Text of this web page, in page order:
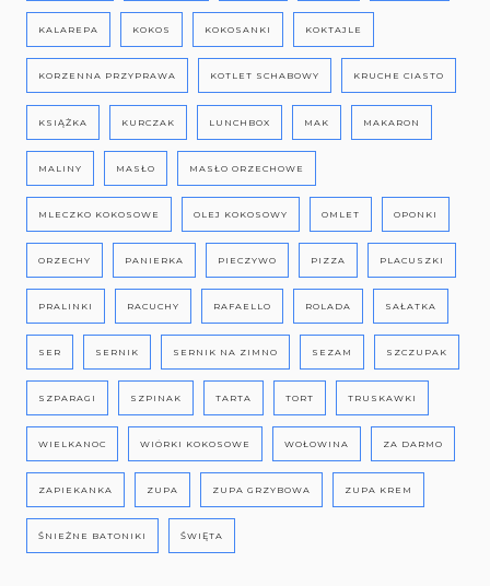
KALAREPA KOKOS KOKOSANKI KOKTAJLE
KORZENNA PRZYPRAWA KOTLET SCHABOWY KRUCHE CIASTO
KSIĄŻKA KURCZAK LUNCHBOX MAK MAKARON
MALINY MASŁO MASŁO ORZECHOWE
MLECZKO KOKOSOWE OLEJ KOKOSOWY OMLET OPONKI
ORZECHY PANIERKA PIECZYWO PIZZA PLACUSZKI
PRALINKI RACUCHY RAFAELLO ROLADA SAŁATKA
SER SERNIK SERNIK NA ZIMNO SEZAM SZCZUPAK
SZPARAGI SZPINAK TARTA TORT TRUSKAWKI
WIELKANOC WIÓRKI KOKOSOWE WOŁOWINA ZA DARMO
ZAPIEKANKA ZUPA ZUPA GRZYBOWA ZUPA KREM
ŚNIEŻNE BATONIKI ŚWIĘTA